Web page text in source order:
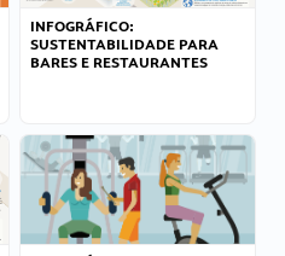
INFOGRÁFICO:
SUSTENTABILIDADE PARA
BARES E RESTAURANTES